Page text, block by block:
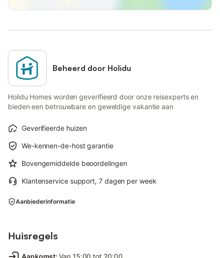
Beheerd door Holidu
Holidu Homes worden geverifieerd door onze reisexperts en
bieden een betrouwbare en geweldige vakantie aan
Geverifieerde huizen
We-kennen-de-host garantie
Bovengemiddelde beoordelingen
Klantenservice support, 7 dagen per week
Aanbiederinformatie
Huisregels
Aankomst: Van 15:00 tot 20:00